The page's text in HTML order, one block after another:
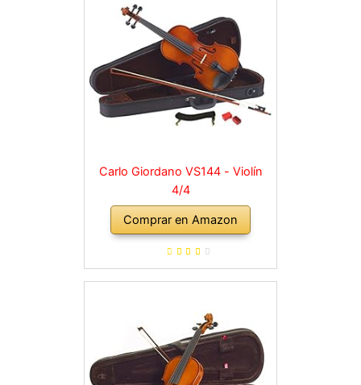
Carlo Giordano VS144 - Violín
4/4
Comprar en Amazon